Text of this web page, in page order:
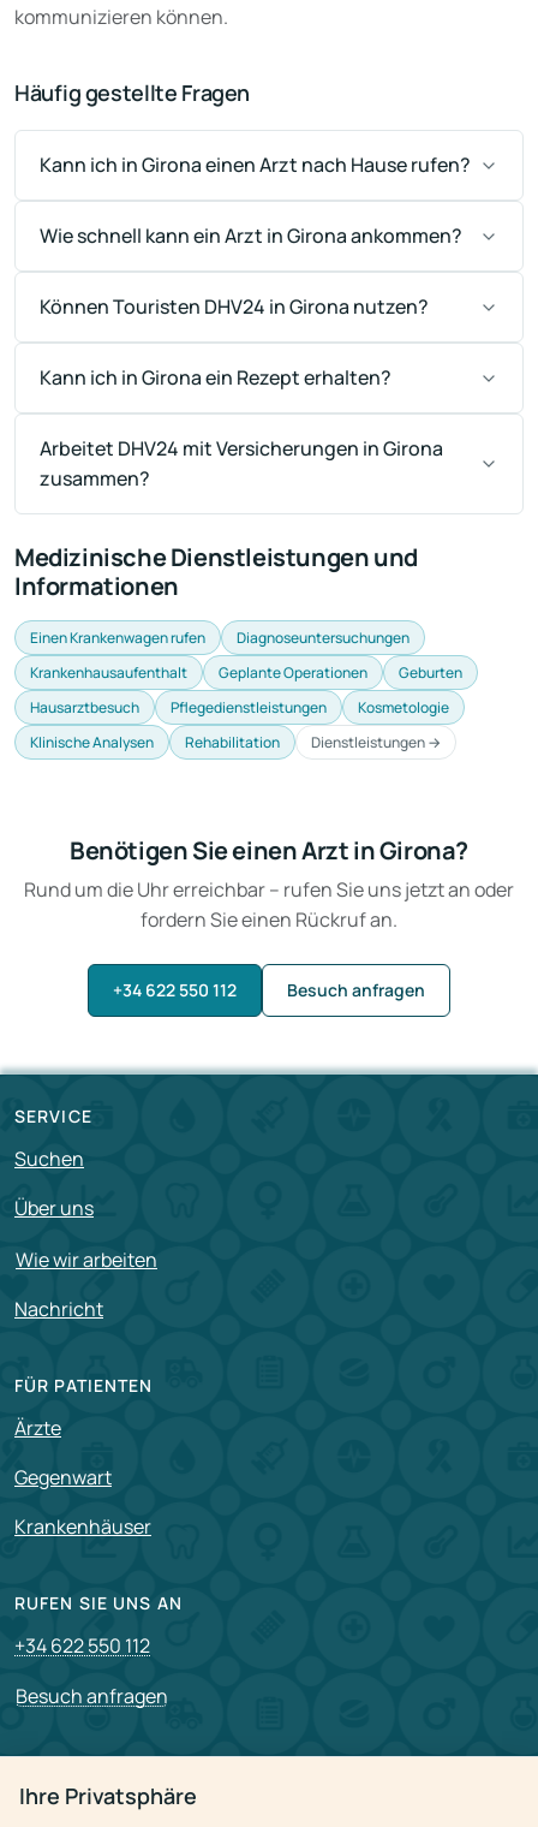
Ihre Privatsphäre
kommunizieren können.
Häufig gestellte Fragen
Kann ich in Girona einen Arzt nach Hause rufen?
Wie schnell kann ein Arzt in Girona ankommen?
Können Touristen DHV24 in Girona nutzen?
Kann ich in Girona ein Rezept erhalten?
Arbeitet DHV24 mit Versicherungen in Girona
zusammen?
Medizinische Dienstleistungen und
Informationen
Einen Krankenwagen rufen
Diagnoseuntersuchungen
Krankenhausaufenthalt
Geplante Operationen
Geburten
Hausarztbesuch
Pflegedienstleistungen
Kosmetologie
Klinische Analysen
Rehabilitation Dienstleistungen →
Benötigen Sie einen Arzt in Girona?
Rund um die Uhr erreichbar – rufen Sie uns jetzt an oder
fordern Sie einen Rückruf an.
+34 622 550 112 Besuch anfragen
SERVICE
Suchen
Über uns
Wie wir arbeiten
Nachricht
FÜR PATIENTEN
Ärzte
Gegenwart
Krankenhäuser
RUFEN SIE UNS AN
+34 622 550 112
Besuch anfragen
Für Partner